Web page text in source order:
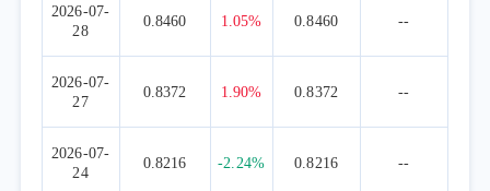
2026-07-
28
0.8460 1.05% 0.8460 --
2026-07-
27
0.8372 1.90% 0.8372 --
2026-07-
24
0.8216 -2.24% 0.8216 --